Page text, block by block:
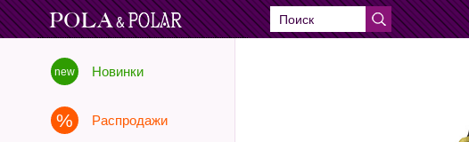
Новинки
Распродажи